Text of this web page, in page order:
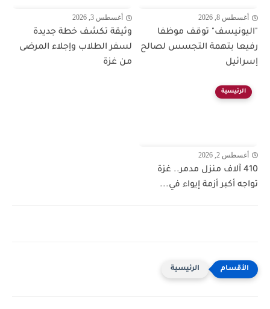
أغسطس 8, 2026
"اليونيسف" توقف موظفا
رفيعا بتهمة التجسس لصالح
إسرائيل
أغسطس 3, 2026
وثيقة تكشف خطة جديدة
لسفر الطلاب وإجلاء المرضى
من غزة
الرئيسية
أغسطس 2, 2026
410 آلاف منزل مدمر.. غزة
تواجه أكبر أزمة إيواء في...
الرئيسية